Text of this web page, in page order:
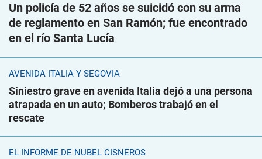
Un policía de 52 años se suicidó con su arma
de reglamento en San Ramón; fue encontrado
en el río Santa Lucía
AVENIDA ITALIA Y SEGOVIA
Siniestro grave en avenida Italia dejó a una persona
atrapada en un auto; Bomberos trabajó en el
rescate
EL INFORME DE NUBEL CISNEROS